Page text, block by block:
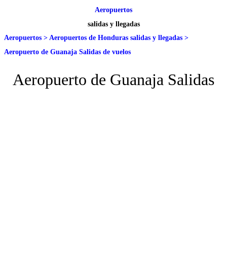
Aeropuertos
salidas y llegadas
Aeropuertos > Aeropuertos de Honduras salidas y llegadas >
Aeropuerto de Guanaja Salidas de vuelos
Aeropuerto de Guanaja Salidas